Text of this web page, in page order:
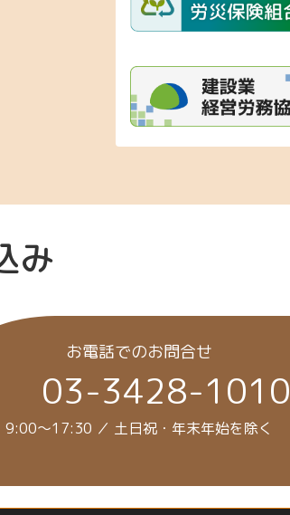
み
お電話でのお問合せ
03-3428-1010
9:00～17:30 ／ 土日祝・年末年始を除く